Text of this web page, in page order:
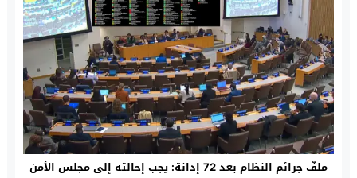
ملفّ جرائم النظام بعد 72 إدانة: يجب إحالته إلى مجلس الأمن